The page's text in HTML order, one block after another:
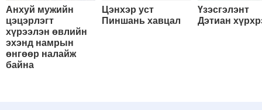
Анхуй мужийн
цэцэрлэгт
хүрээлэн өвлийн
эхэнд намрын
өнгөөр налайж
байна
Цэнхэр уст
Пиншань хавцал
Үзэсгэлэнт
Дэтиан